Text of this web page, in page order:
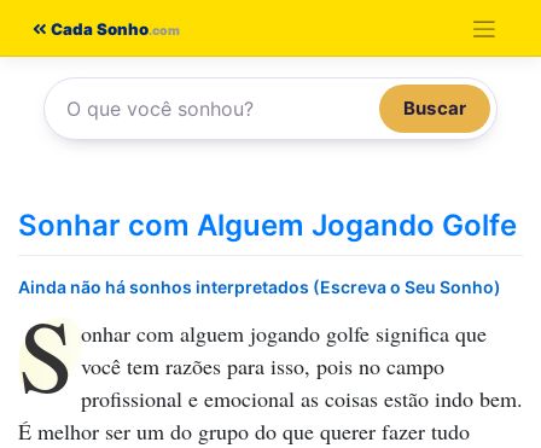
conteúdo
Cada Sonho
Buscar
Sonhar com Alguem Jogando Golfe
Ainda não há sonhos interpretados (Escreva o Seu Sonho)
S onhar com alguem jogando golfe significa que
você tem razões para isso, pois no campo
profissional e emocional as coisas estão indo bem.
É melhor ser um do grupo do que querer fazer tudo